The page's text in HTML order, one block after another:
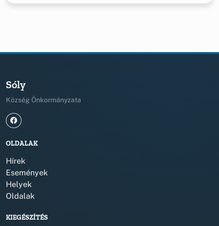
Sóly
Község Önkormányzata
OLDALAK
Hírek
Események
Helyek
Oldalak
KIEGÉSZÍTÉS